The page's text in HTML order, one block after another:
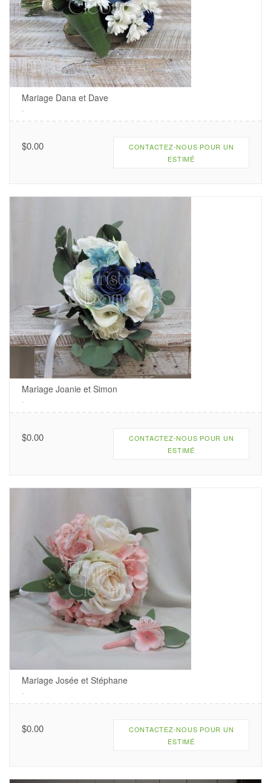
Mariage Dana et Dave
$0.00
CONTACTEZ-NOUS POUR UN
ESTIMÉ
Mariage Joanie et Simon
$0.00
CONTACTEZ-NOUS POUR UN
ESTIMÉ
Mariage Josée et Stéphane
$0.00
CONTACTEZ-NOUS POUR UN
ESTIMÉ